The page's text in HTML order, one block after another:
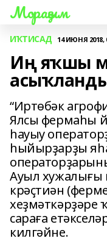
Мораҙым
ИҠТИСАД 14 ИЮНЯ 2018,
Иң яҡшы
“Иртөбәк
Ялсы фермаһы
һауыу
һыйырҙарҙы
Ауыл хужалығы
крәҫтиән
хеҙмәткәрҙәре
сараға
килгәйне.